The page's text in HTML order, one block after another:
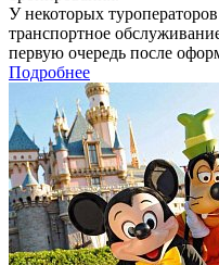
У некоторых
транспортное
первую очередь после
Подробнее